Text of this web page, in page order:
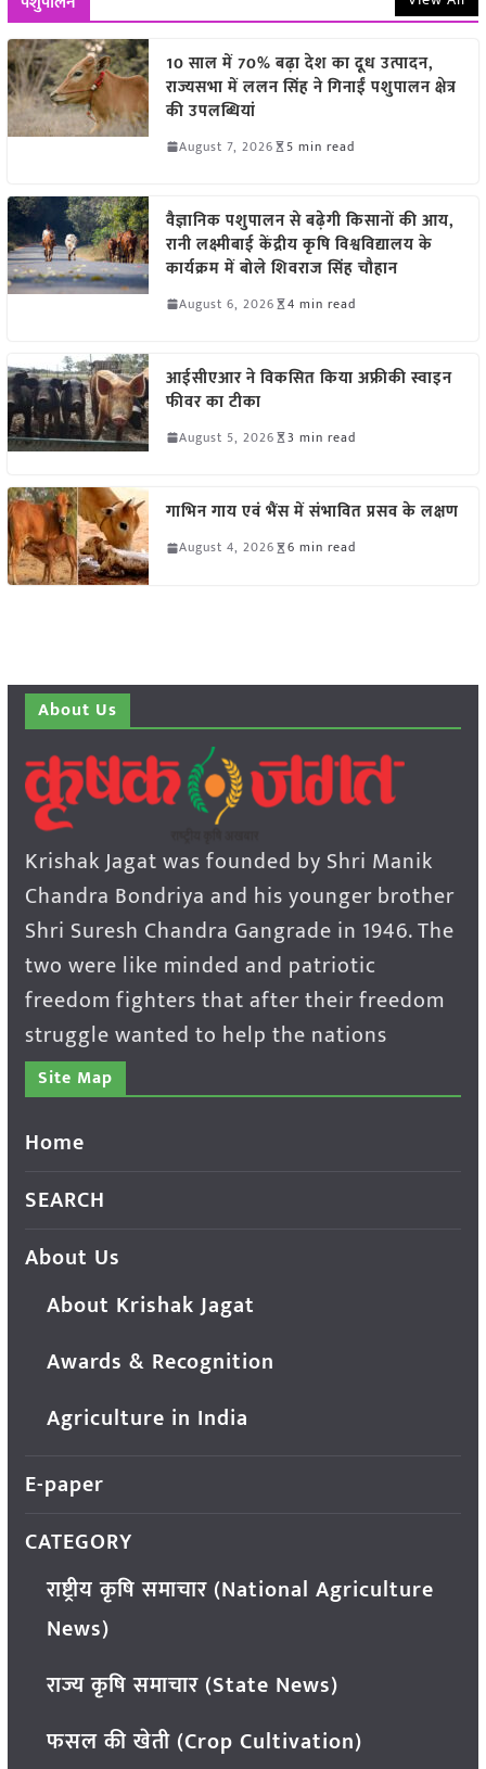
10 साल में 70% बढ़ा देश का दूध उत्पादन,
राज्यसभा में ललन सिंह ने गिनाईं पशुपालन क्षेत्र
की उपलब्धियां
August 7, 2026 5 min read
वैज्ञानिक पशुपालन से बढ़ेगी किसानों की आय,
रानी लक्ष्मीबाई केंद्रीय कृषि विश्वविद्यालय के
कार्यक्रम में बोले शिवराज सिंह चौहान
August 6, 2026 4 min read
आईसीएआर ने विकसित किया अफ्रीकी स्वाइन
फीवर का टीका
August 5, 2026 3 min read
गाभिन गाय एवं भैंस में संभावित प्रसव के लक्षण
August 4, 2026 6 min read
About Us
Krishak Jagat was founded by Shri Manik
Chandra Bondriya and his younger brother
Shri Suresh Chandra Gangrade in 1946. The
two were like minded and patriotic
freedom fighters that after their freedom
struggle wanted to help the nations
Site Map
Home
SEARCH
About Us
About Krishak Jagat
Awards & Recognition
Agriculture in India
E-paper
CATEGORY
राष्ट्रीय कृषि समाचार (National Agriculture
News)
राज्य कृषि समाचार (State News)
फसल की खेती (Crop Cultivation)